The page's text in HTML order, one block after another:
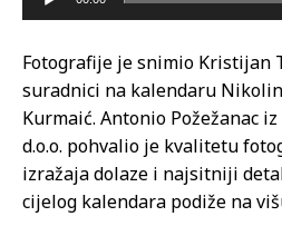
o
r
v
i
d
e
o
Fotografije je snimio Kristijan
suradnici na kalendaru
Kurmaić. Antonio Požežanac
d.o.o. pohvalio je kvalitetu
izražaja dolaze i najsitniji
cijelog kalendara podiže na